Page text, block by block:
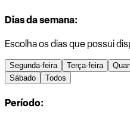
Dias da semana:
Escolha os dias que possui
Segunda-feira Terça-feira
Sábado
Todos
Período: